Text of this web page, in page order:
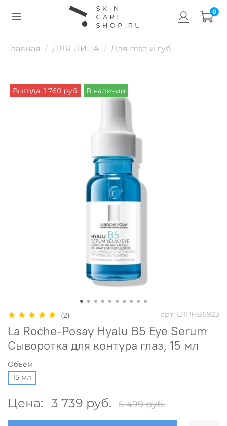
0
Главная ДЛЯ ЛИЦА Для глаз и губ
Выгода: 1 760 руб. В наличии
(2) арт. LRPHB6923
La Roche-Posay Hyalu B5 Eye Serum
Cыворотка для контура глаз, 15 мл
Объём
15 мл
Цена: 3 739 руб. 5 499 руб.